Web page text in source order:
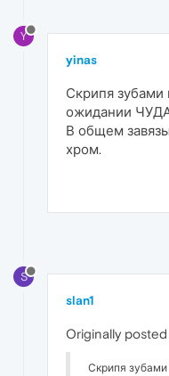
Y
yinas
Скрипя зубами
ожидании
В общем
хром.
S
slan1
Originally posted
Скрипя зубами